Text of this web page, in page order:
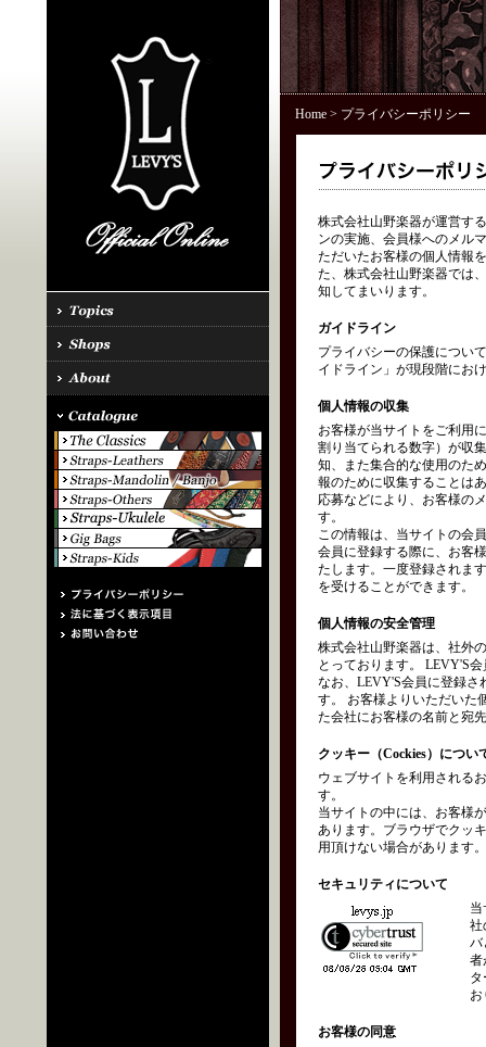
Home> プライバシーポリシー
株式会社山野楽器が運営す
ンの実施、会員様へのメル
ただいたお客様の個人情報
た、株式会社山野楽器では
知してまいります。
ガイドライン
プライバシーの保護につい
イドライン」が現段階にお
個人情報の収集
お客様が当サイトをご利用
割り当てられる数字）が収
知、また集合的な使用のた
報のために収集することは
応募などにより、お客様の
す。
この情報は、当サイトの会
会員に登録する際に、お客
たします。一度登録されま
を受けることができます。
個人情報の安全管理
株式会社山野楽器は、社外
とっております。 LEVY'S
なお、LEVY'S会員に登録さ
す。 お客様よりいただいた
た会社にお客様の名前と宛
クッキー（Cockies）につい
ウェブサイトを利用される
す。
当サイトの中には、お客様
あります。ブラウザでクッ
用頂けない場合があります。
セキュリティについて
社
バ
者
お客様の同意